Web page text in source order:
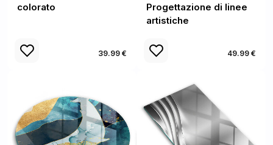
colorato
39.99 €
Progettazione di linee
artistiche
49.99 €